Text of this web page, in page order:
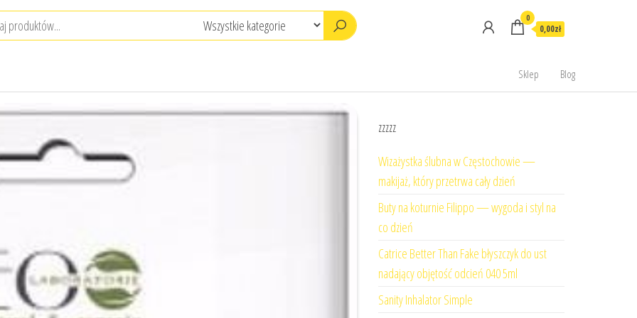
0
0,00zł
Sklep Blog
zzzzz
Wizażystka ślubna w Częstochowie —
makijaż, który przetrwa cały dzień
Buty na koturnie Filippo — wygoda i styl na
co dzień
Catrice Better Than Fake błyszczyk do ust
nadający objętość odcień 040 5ml
Sanity Inhalator Simple